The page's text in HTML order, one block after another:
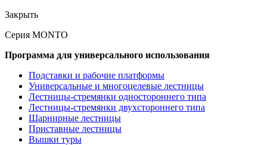
Закрыть
Серия MONTO
Программа для универсального использования
Подставки и рабочие платформы
Универсальные и многоцелевые лестницы
Лестницы-стремянки одностороннего типа
Лестницы-стремянки двухстороннего типа
Шарнирные лестницы
Приставные лестницы
Вышки туры